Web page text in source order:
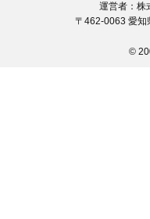
運営者：株
〒462-0063 愛知
©